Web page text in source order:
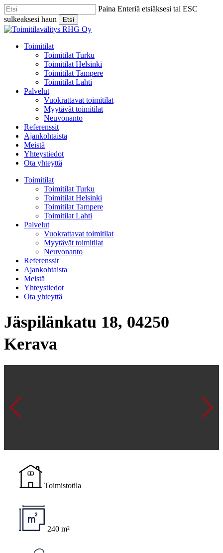
Skip
to
main
content
Paina Enteriä etsiäksesi tai ESC
sulkeaksesi haun
Etsi
Close
Menu
Toimitilat
Toimitilat Turku
Toimitilat Helsinki
Toimitilat Tampere
Toimitilat Lahti
Palvelut
Vuokrattavat toimitilat
Myytävät toimitilat
Neuvonanto
Referenssit
Ajankohtaista
Meistä
Yhteystiedot
Ota yhteyttä
Toimitilat
Toimitilat Turku
Toimitilat Helsinki
Toimitilat Tampere
Toimitilat Lahti
Palvelut
Vuokrattavat toimitilat
Myytävät toimitilat
Neuvonanto
Referenssit
Ajankohtaista
Meistä
Yhteystiedot
Ota yhteyttä
Jäspilänkatu 18, 04250
Kerava
Toimistotila
240 m²